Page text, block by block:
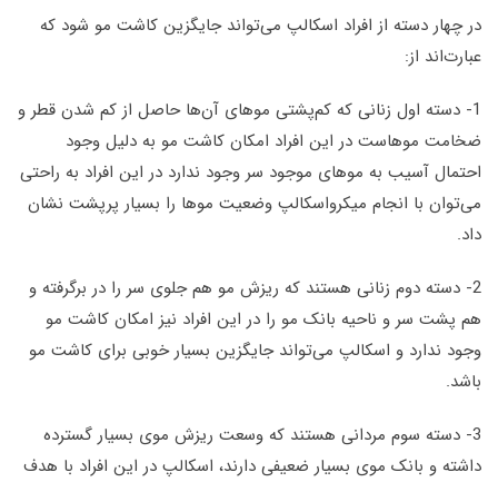
در چهار دسته از افراد اسکالپ می‌تواند جایگزین کاشت مو شود که
عبارت‌اند از:
1- دسته اول زنانی که کم‌پشتی موهای آن‌ها حاصل از کم شدن قطر و
ضخامت موهاست در این افراد امکان کاشت مو به دلیل وجود
احتمال آسیب به موهای موجود سر وجود ندارد در این افراد به راحتی
می‌توان با انجام میکرواسکالپ وضعیت موها را بسیار پرپشت نشان
داد.
2- دسته دوم زنانی هستند که ریزش مو هم جلوی سر را در برگرفته و
هم پشت سر و ناحیه بانک مو را در این افراد نیز امکان کاشت مو
وجود ندارد و اسکالپ می‌تواند جایگزین بسیار خوبی برای کاشت مو
باشد.
3- دسته سوم مردانی هستند که وسعت ریزش موی بسیار گسترده
داشته و بانک موی بسیار ضعیفی دارند، اسکالپ در این افراد با هدف